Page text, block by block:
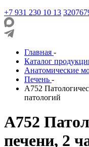
+7 931 230 10 13
Главная -
Каталог
Анатомические
Печень -
А752
патологий
А752
печени, 2